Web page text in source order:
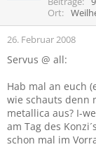
a
Ort
26. Februar 2008
Servus @ all:
Hab mal an euch
wie schauts denn
metallica aus? I-
am Tag des
schon mal im